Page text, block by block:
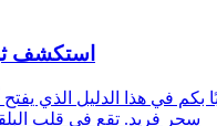
استكشف
بكم في هذا الدليل الذي
سحر فريد. تقع في قلب